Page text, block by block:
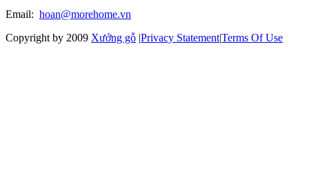
Email: hoan@morehome.vn
Copyright by 2009 Xưởng gỗ |Privacy Statement|Terms Of Use